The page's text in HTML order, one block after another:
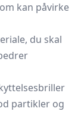
kan påvirke
du skal
partikler og